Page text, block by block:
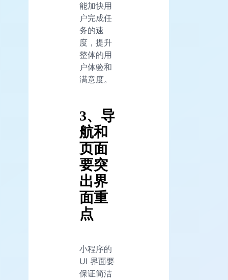
能加快用
户完成任
务的速
度，提升
整体的用
户体验和
满意度。
3、导
航和
页面
要突
出界
面重
点
小程序的
UI 界面要
保证简洁